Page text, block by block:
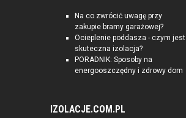
Na co zwrócić uwagę przy
zakupie bramy garażowej?
Ocieplenie poddasza - czym jest
skuteczna izolacja?
PORADNIK: Sposoby na
energooszczędny i zdrowy dom
IZOLACJE.COM.PL